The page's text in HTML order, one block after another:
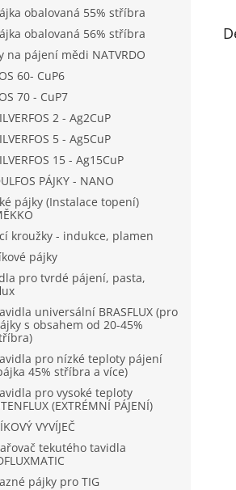
obalovaná 55% stříbra
obalovaná 56% stříbra
na pájení mědi NATVRDO
60- CuP6
70 - CuP7
2 - Ag2CuP
5 - Ag5CuP
15 - Ag15CuP
PÁJKY - NANO
pájky (Instalace topení)
kroužky - indukce, plamen
pájky
pro tvrdé pájení, pasta,
universální BRASFLUX (pro
s obsahem od 20-45%
pro nízké teploty pájení
45% stříbra a více)
pro vysoké teploty
(EXTRÉMNÍ PÁJENÍ)
VYVÍJEČ
tekutého tavidla
pájky pro TIG